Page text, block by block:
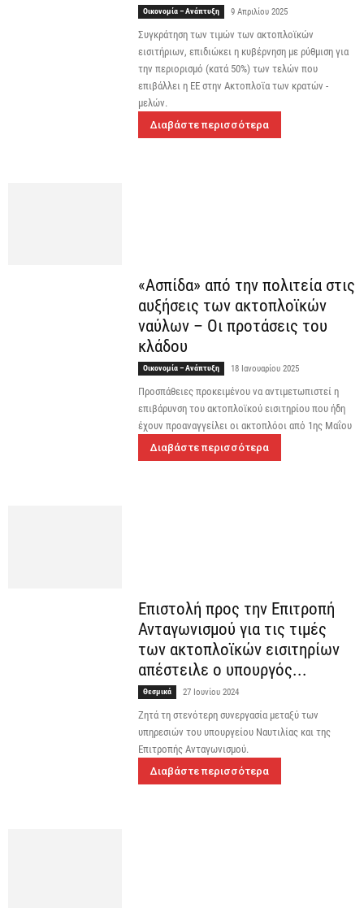
Οικονομία – Ανάπτυξη 9 Απριλίου 2025
Συγκράτηση των τιμών των ακτοπλοϊκών
εισιτήριων, επιδιώκει η κυβέρνηση με ρύθμιση για
την περιορισμό (κατά 50%) των τελών που
επιβάλλει η ΕΕ στην Ακτοπλοϊα των κρατών -
μελών.
Διαβάστε περισσότερα
«Ασπίδα» από την πολιτεία στις
αυξήσεις των ακτοπλοϊκών
ναύλων – Οι προτάσεις του
κλάδου
Οικονομία – Ανάπτυξη 18 Ιανουαρίου 2025
Προσπάθειες προκειμένου να αντιμετωπιστεί η
επιβάρυνση του ακτοπλοϊκού εισιτηρίου που ήδη
έχουν προαναγγείλει οι ακτοπλόοι από 1ης Μαΐου
Διαβάστε περισσότερα
Επιστολή προς την Επιτροπή
Ανταγωνισμού για τις τιμές
των ακτοπλοϊκών εισιτηρίων
απέστειλε ο υπουργός...
Θεσμικά 27 Ιουνίου 2024
Ζητά τη στενότερη συνεργασία μεταξύ των
υπηρεσιών του υπουργείου Ναυτιλίας και της
Επιτροπής Ανταγωνισμού.
Διαβάστε περισσότερα